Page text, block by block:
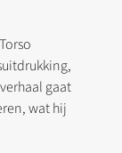
gaat
wat hij